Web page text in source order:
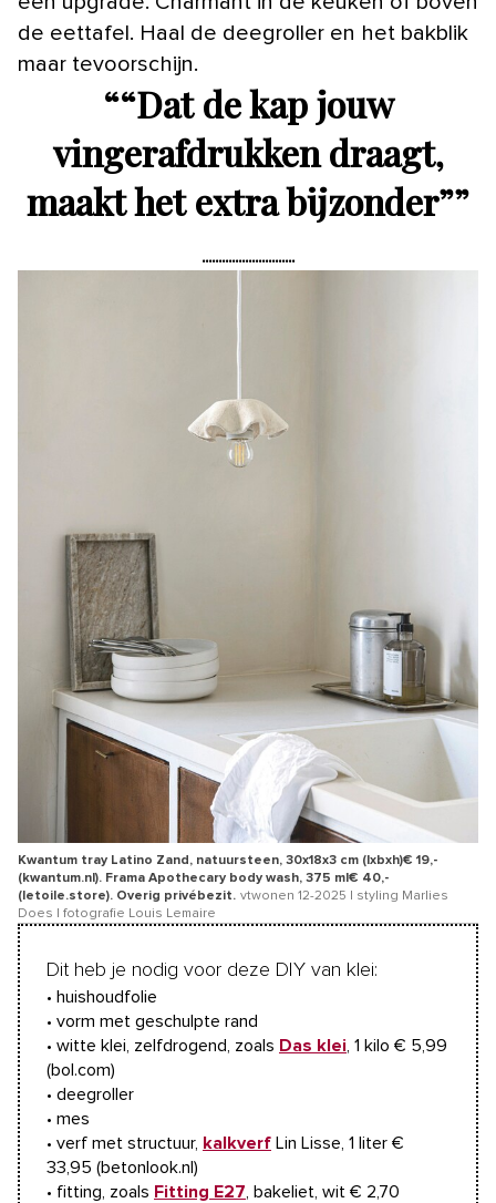
de eettafel. Haal de deegroller en het bakblik
maar tevoorschijn.
““Dat de kap jouw
vingerafdrukken draagt,
maakt het extra bijzonder””
Kwantum tray Latino Zand, natuursteen, 30x18x3 cm (lxbxh)€ 19,-
(kwantum.nl). Frama Apothecary body wash, 375 ml€ 40,-
(letoile.store). Overig privébezit. vtwonen 12-2025 | styling Marlies
Does | fotografie Louis Lemaire
Dit heb je nodig voor deze DIY van klei:
• huishoudfolie
• vorm met geschulpte rand
• witte klei, zelfdrogend, zoals Das klei , 1 kilo € 5,99
(bol.com)
• deegroller
• mes
• verf met structuur, kalkverf Lin Lisse, 1 liter €
33,95 (betonlook.nl)
• fitting, zoals Fitting E27 , bakeliet, wit € 2,70